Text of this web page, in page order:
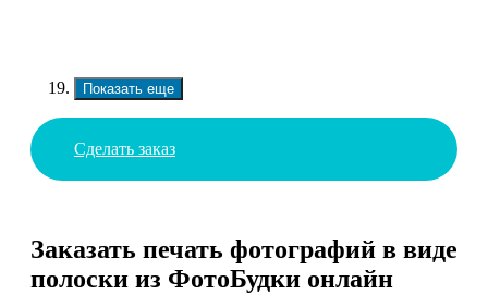
Показать еще
Сделать заказ
Заказать печать фотографий в виде
полоски из ФотоБудки онлайн